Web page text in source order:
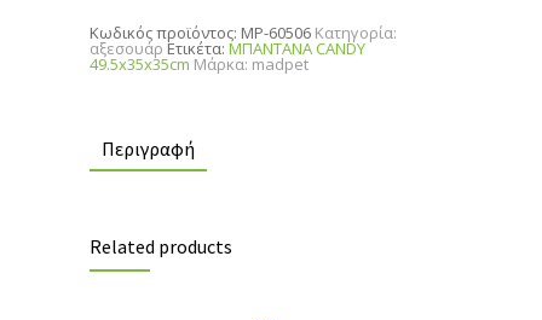
Κωδικός προϊόντος: MP-60506 Κατηγορία:
αξεσουάρ Ετικέτα: MΠΑΝΤΑΝΑ CANDY
49.5x35x35cm Μάρκα: madpet
Περιγραφή
Related products